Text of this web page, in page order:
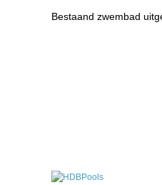
Bestaand zwembad